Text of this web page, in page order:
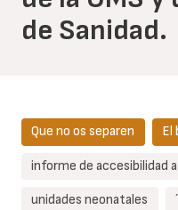
de Sanidad.
Que no os separen El
informe de accesibilidad
unidades neonatales